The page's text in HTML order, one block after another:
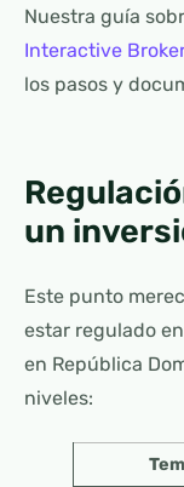
Nuestra guía
Interactive
los pasos y
un
Este punto
estar regulado
en República
niveles: